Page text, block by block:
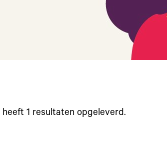
heeft 1 resultaten opgeleverd.